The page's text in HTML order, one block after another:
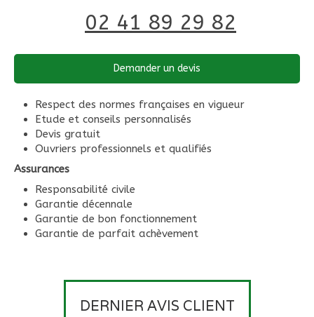
02 41 89 29 82
Demander un devis
Respect des normes françaises en vigueur
Etude et conseils personnalisés
Devis gratuit
Ouvriers professionnels et qualifiés
Assurances
Responsabilité civile
Garantie décennale
Garantie de bon fonctionnement
Garantie de parfait achèvement
DERNIER AVIS CLIENT